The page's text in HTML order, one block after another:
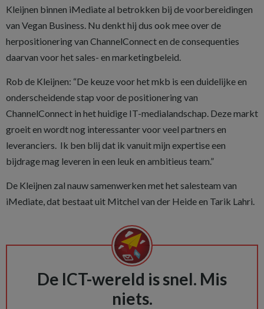
Kleijnen binnen iMediate al betrokken bij de voorbereidingen
van Vegan Business. Nu denkt hij dus ook mee over de
herpositionering van ChannelConnect en de consequenties
daarvan voor het sales- en marketingbeleid.
Rob de Kleijnen: “De keuze voor het mkb is een duidelijke en
onderscheidende stap voor de positionering van
ChannelConnect in het huidige IT-medialandschap. Deze markt
groeit en wordt nog interessanter voor veel partners en
leveranciers. Ik ben blij dat ik vanuit mijn expertise een
bijdrage mag leveren in een leuk en ambitieus team.”
De Kleijnen zal nauw samenwerken met het salesteam van
iMediate, dat bestaat uit Mitchel van der Heide en Tarik Lahri.
De ICT-wereld is snel. Mis
niets.